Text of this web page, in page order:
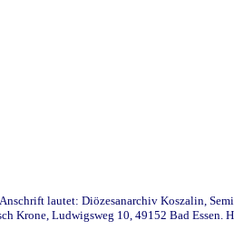
lautet: Diözesanarchiv Koszalin,
Krone, Ludwigsweg 10, 49152 Bad